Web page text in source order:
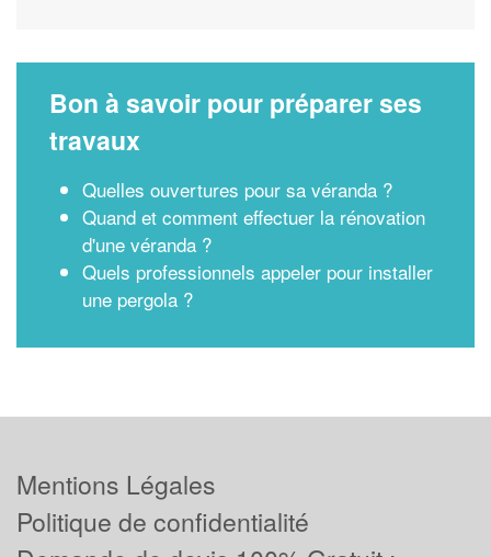
Bon à savoir pour préparer ses
travaux
Quelles ouvertures pour sa véranda ?
Quand et comment effectuer la rénovation
d'une véranda ?
Quels professionnels appeler pour installer
une pergola ?
Mentions Légales
Politique de confidentialité